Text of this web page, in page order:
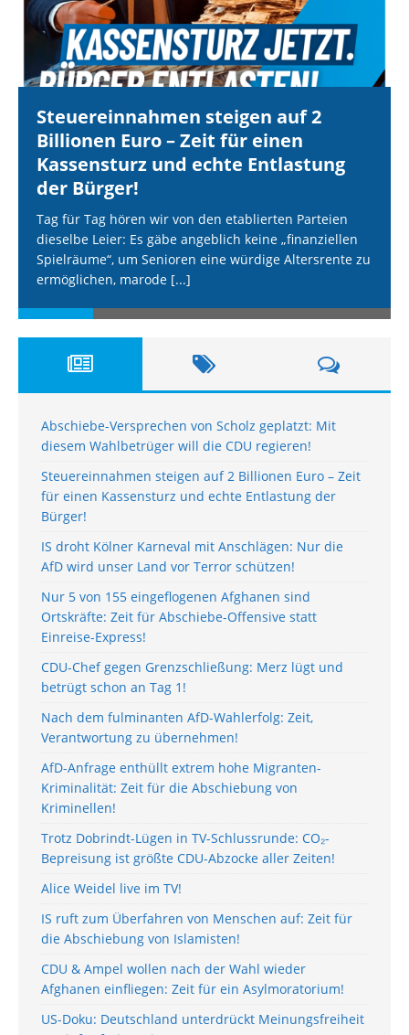
Steuereinnahmen steigen auf 2
Billionen Euro – Zeit für einen
Kassensturz und echte Entlastung
der Bürger!
Tag für Tag hören wir von den etablierten Parteien
dieselbe Leier: Es gäbe angeblich keine „finanziellen
Spielräume“, um Senioren eine würdige Altersrente zu
ermöglichen, marode [...]
Abschiebe-Versprechen von Scholz geplatzt: Mit
diesem Wahlbetrüger will die CDU regieren!
Steuereinnahmen steigen auf 2 Billionen Euro – Zeit
für einen Kassensturz und echte Entlastung der
Bürger!
IS droht Kölner Karneval mit Anschlägen: Nur die
AfD wird unser Land vor Terror schützen!
Nur 5 von 155 eingeflogenen Afghanen sind
Ortskräfte: Zeit für Abschiebe-Offensive statt
Einreise-Express!
CDU-Chef gegen Grenzschließung: Merz lügt und
betrügt schon an Tag 1!
Nach dem fulminanten AfD-Wahlerfolg: Zeit,
Verantwortung zu übernehmen!
AfD-Anfrage enthüllt extrem hohe Migranten-
Kriminalität: Zeit für die Abschiebung von
Kriminellen!
Trotz Dobrindt-Lügen in TV-Schlussrunde: CO₂-
Bepreisung ist größte CDU-Abzocke aller Zeiten!
Alice Weidel live im TV!
IS ruft zum Überfahren von Menschen auf: Zeit für
die Abschiebung von Islamisten!
CDU & Ampel wollen nach der Wahl wieder
Afghanen einfliegen: Zeit für ein Asylmoratorium!
US-Doku: Deutschland unterdrückt Meinungsfreiheit